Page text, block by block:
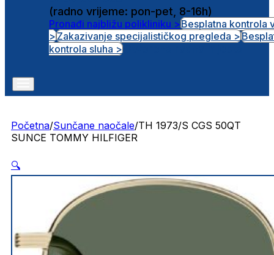
(radno vrijeme: pon-pet, 8-16h)
Pronađi najbližu polikliniku >Besplatna kontrola
>Zakazivanje specijalističkog pregleda >
kontrola sluha >
Početna/Sunčane naočale/TH 1973/S CGS 50QT
SUNCE TOMMY HILFIGER
🔍